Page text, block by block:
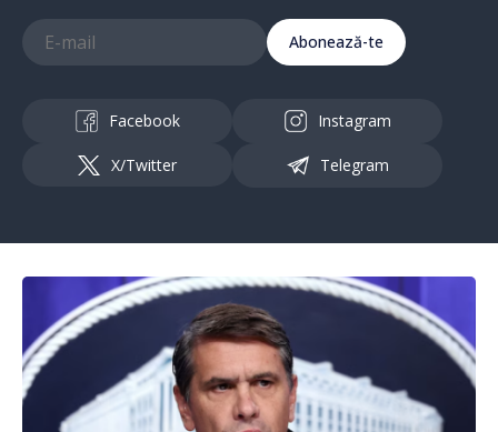
Abonează-te
Facebook Instagram
X/Twitter Telegram